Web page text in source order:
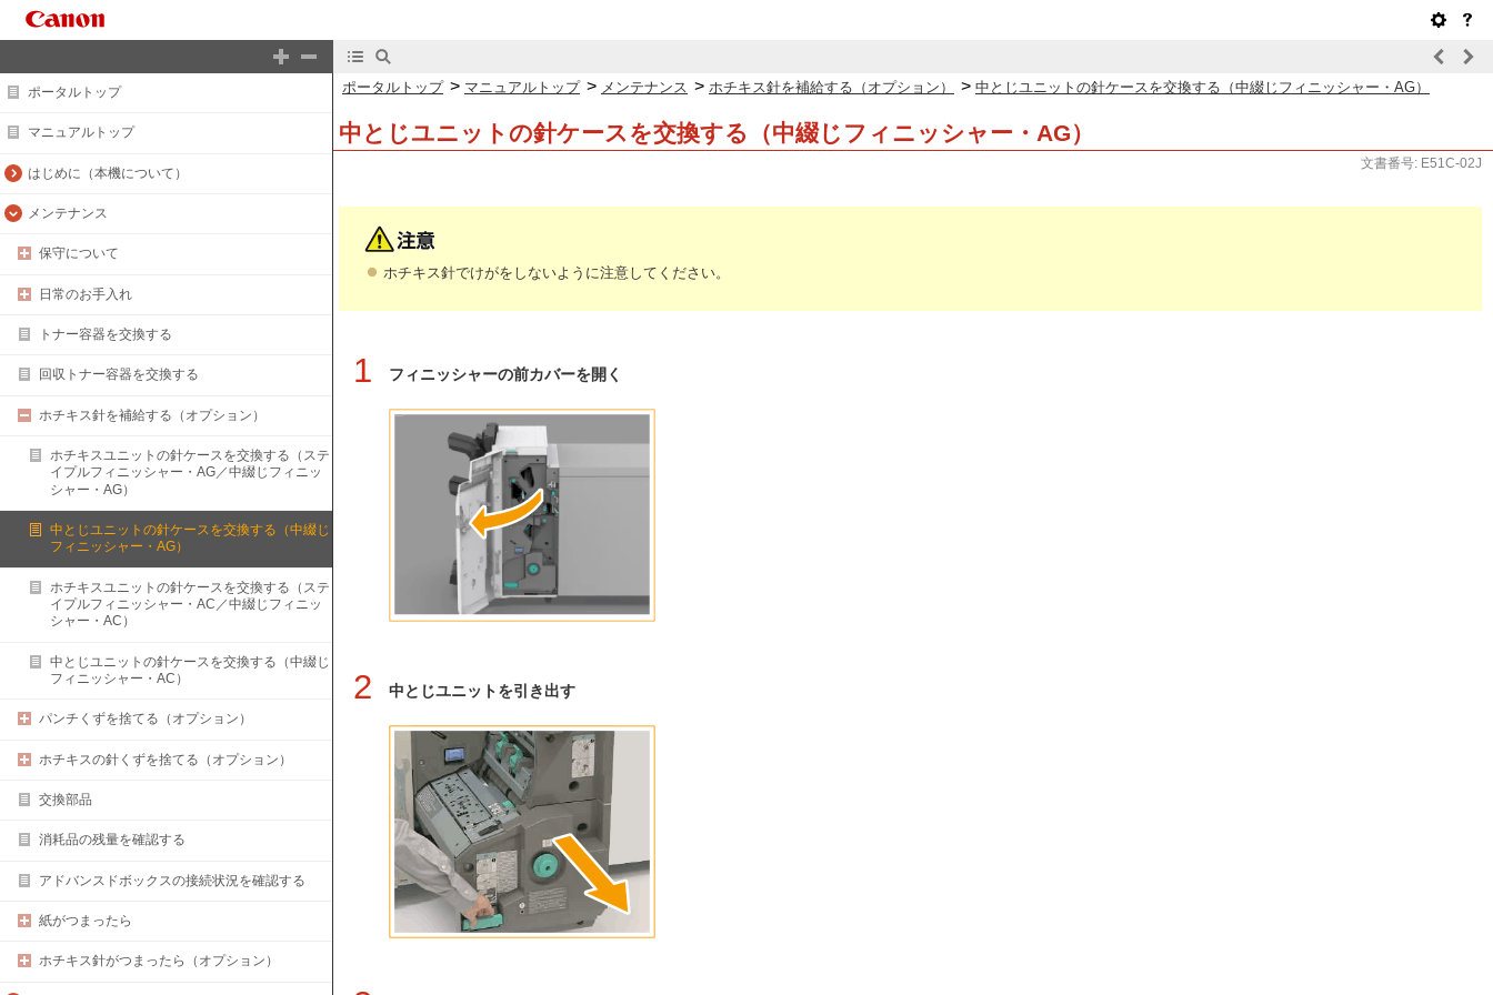
ポータルトップ
マニュアルトップ
はじめに（本機について）
メンテナンス
保守について
日常のお手入れ
トナー容器を交換する
回収トナー容器を交換する
ホチキス針を補給する（オプション）
ホチキスユニットの針ケースを交換する（ステ
イプルフィニッシャー・AG／中綴じフィニッ
シャー・AG）
中とじユニットの針ケースを交換する（中綴じ
フィニッシャー・AG）
ホチキスユニットの針ケースを交換する（ステ
イプルフィニッシャー・AC／中綴じフィニッ
シャー・AC）
中とじユニットの針ケースを交換する（中綴じ
フィニッシャー・AC）
パンチくずを捨てる（オプション）
ホチキスの針くずを捨てる（オプション）
交換部品
消耗品の残量を確認する
アドバンスドボックスの接続状況を確認する
紙がつまったら
ホチキス針がつまったら（オプション）
ポータルトップ > マニュアルトップ > メンテナンス > ホチキス針を補給する（オプション） > 中とじユニットの針ケースを交換する（中綴じフィニッシャー・AG）
中とじユニットの針ケースを交換する（中綴じフィニッシャー・AG）
文書番号: E51C-02J
ホチキス針でけがをしないように注意してください。
1 フィニッシャーの前カバーを開く
2 中とじユニットを引き出す